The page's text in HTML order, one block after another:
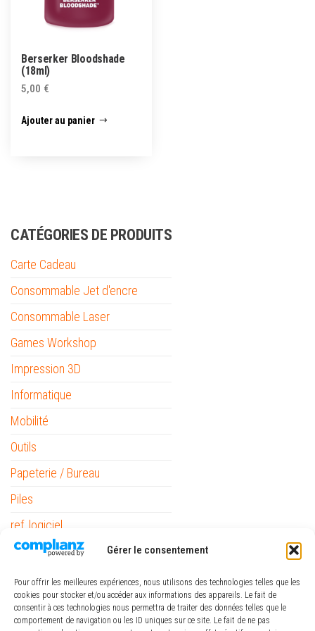
Gérer le consentement
Pour offrir les meilleures expériences, nous utilisons des technologies telles que les
cookies pour stocker et/ou accéder aux informations des appareils. Le fait de
consentir à ces technologies nous permettra de traiter des données telles que le
comportement de navigation ou les ID uniques sur ce site. Le fait de ne pas
Berserker Bloodshade
(18ml)
5,00 €
Ajouter au panier
CATÉGORIES DE PRODUITS
Carte Cadeau
Consommable Jet d'encre
Consommable Laser
Games Workshop
Impression 3D
Informatique
Mobilité
Outils
Papeterie / Bureau
Piles
ref_logiciel
Rubans